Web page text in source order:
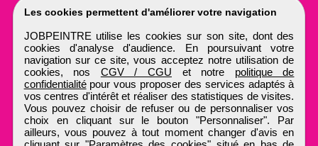
Les cookies permettent d'améliorer votre navigation
JOBPEINTRE utilise les cookies sur son site, dont des
cookies d'analyse d'audience. En poursuivant votre
navigation sur ce site, vous acceptez notre utilisation de
cookies, nos CGV / CGU et notre politique de
confidentialitépour vous proposer des services adaptés à
vos centres d'intérêt et réaliser des statistiques de visites.
Vous pouvez choisir de refuser ou de personnaliser vos
choix en cliquant sur le bouton "Personnaliser". Par
ailleurs, vous pouvez à tout moment changer d'avis en